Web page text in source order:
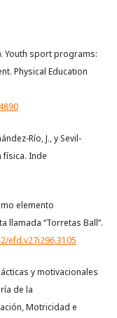
Youth sport programs:
Physical Education
Río, J., y Sevil-
física. Inde
elemento
llamada “Torretas Ball”.
efd.v27i296.3105
y motivacionales
de la
Motricidad e